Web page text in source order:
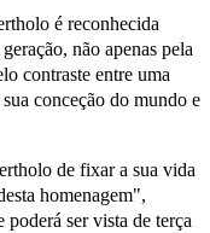
é reconhecida
não apenas pela
contraste entre uma
conceção do mundo e
de fixar a sua vida
homenagem",
ser vista de terça